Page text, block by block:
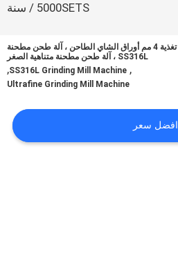
5000SETS / سنة
تغذية 4 مم أوراق الشاي الطاحن ، آلة طحن مطحنة
SS316L ، آلة طحن مطحنة متناهية الصغر
,
SS316L Grinding Mill Machine
,
Ultrafine Grinding Mill Machine
افضل سعر